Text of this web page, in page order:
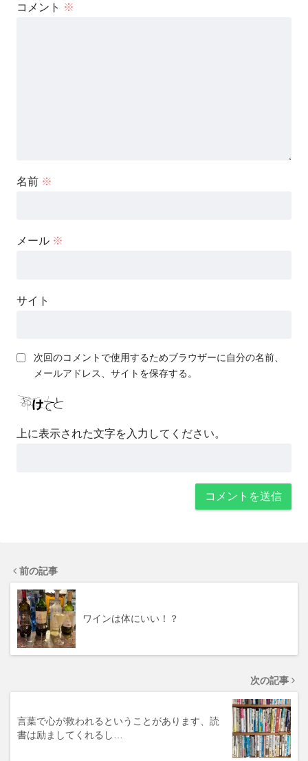
コメント ※
名前 ※
メール ※
サイト
次回のコメントで使用するためブラウザーに自分の名前、
メールアドレス、サイトを保存する。
上に表示された文字を入力してください。
前の記事
ワインは体にいい！？
次の記事
言葉で心が救われるということがあります、読
書は励ましてくれるし…